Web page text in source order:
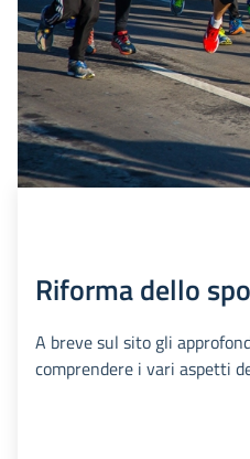
Riforma dello
A breve sul sito gli
comprendere i vari aspetti